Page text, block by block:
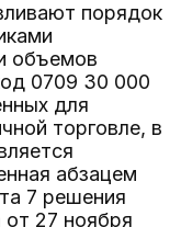
порядок
объемов
0709 30 000
для
торговле, в
абзацем
7 решения
27 ноября